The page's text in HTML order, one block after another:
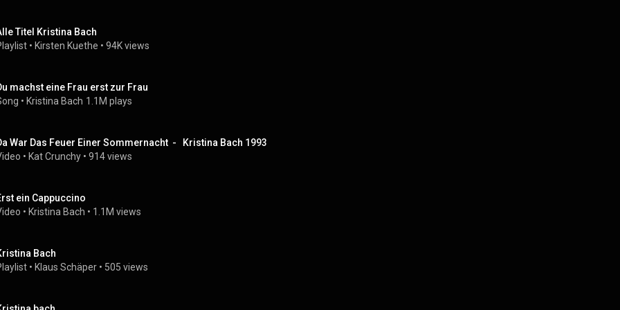
Titel Kristina Bach
• Kirsten Kuethe • 94K views
machst eine Frau erst zur Frau
• Kristina Bach 1.1M plays
War Das Feuer Einer Sommernacht  -   Kristina Bach 1993
• Kat Crunchy • 914 views
ein Cappuccino
• Kristina Bach • 1.1M views
Bach
• Klaus Schäper • 505 views